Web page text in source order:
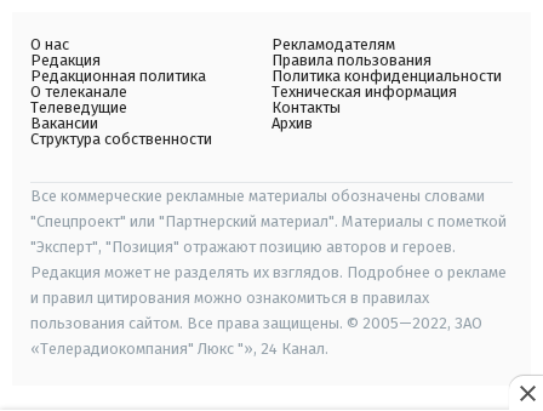
О нас
Редакция
Редакционная политика
О телеканале
Телеведущие
Вакансии
Структура собственности
Рекламодателям
Правила пользования
Политика конфиденциальности
Техническая информация
Контакты
Архив
Все коммерческие рекламные материалы обозначены словами
"Спецпроект" или "Партнерский материал". Материалы с пометкой
"Эксперт", "Позиция" отражают позицию авторов и героев.
Редакция может не разделять их взглядов. Подробнее о рекламе
и правил цитирования можно ознакомиться в правилах
пользования сайтом. Все права защищены. © 2005—2022, ЗАО
«Телерадиокомпания" Люкс "», 24 Канал.